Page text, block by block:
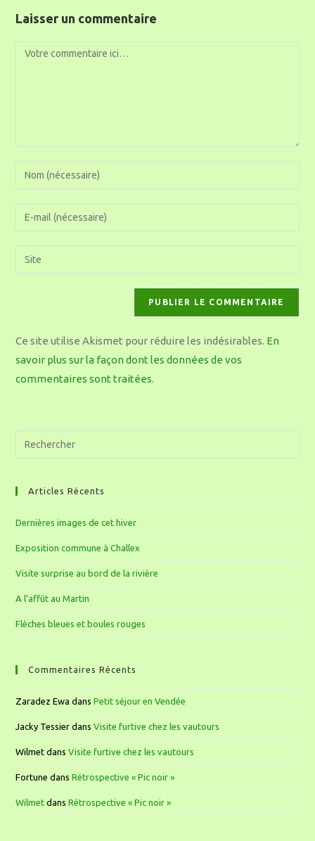
Laisser un commentaire
Ce site utilise Akismet pour réduire les indésirables. En
savoir plus sur la façon dont les données de vos
commentaires sont traitées.
Articles Récents
Dernières images de cet hiver
Exposition commune à Challex
Visite surprise au bord de la rivière
A l’affût au Martin
Flèches bleues et boules rouges
Commentaires Récents
Zaradez Ewa dansPetit séjour en Vendée
Jacky Tessier dansVisite furtive chez les vautours
Wilmet dansVisite furtive chez les vautours
Fortune dansRétrospective « Pic noir »
Wilmet dansRétrospective « Pic noir »